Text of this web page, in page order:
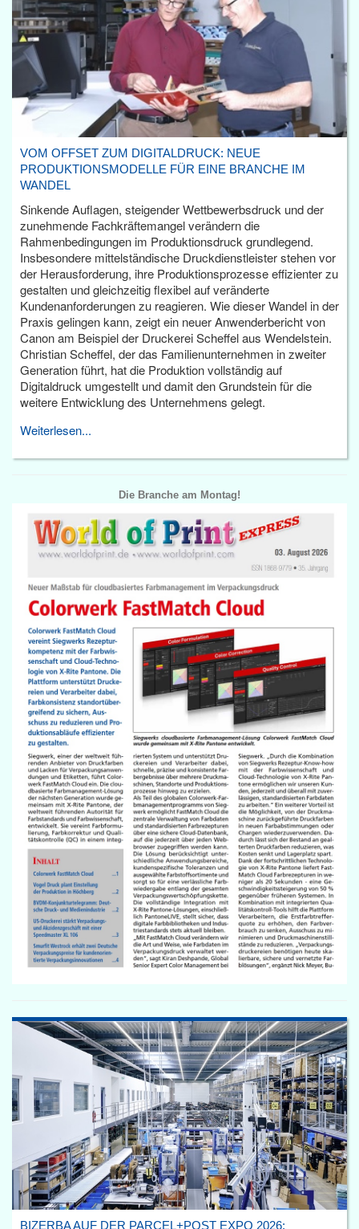
VOM OFFSET ZUM DIGITALDRUCK: NEUE
PRODUKTIONSMODELLE FÜR EINE BRANCHE IM
WANDEL
Sinkende Auflagen, steigender Wettbewerbsdruck und der
zunehmende Fachkräftemangel verändern die
Rahmenbedingungen im Produktionsdruck grundlegend.
Insbesondere mittelständische Druckdienstleister stehen vor
der Herausforderung, ihre Produktionsprozesse effizienter zu
gestalten und gleichzeitig flexibel auf veränderte
Kundenanforderungen zu reagieren. Wie dieser Wandel in der
Praxis gelingen kann, zeigt ein neuer Anwenderbericht von
Canon am Beispiel der Druckerei Scheffel aus Wendelstein.
Christian Scheffel, der das Familienunternehmen in zweiter
Generation führt, hat die Produktion vollständig auf
Digitaldruck umgestellt und damit den Grundstein für die
weitere Entwicklung des Unternehmens gelegt.
Weiterlesen...
Die Branche am Montag!
BIZERBA AUF DER PARCEL+POST EXPO 2026: